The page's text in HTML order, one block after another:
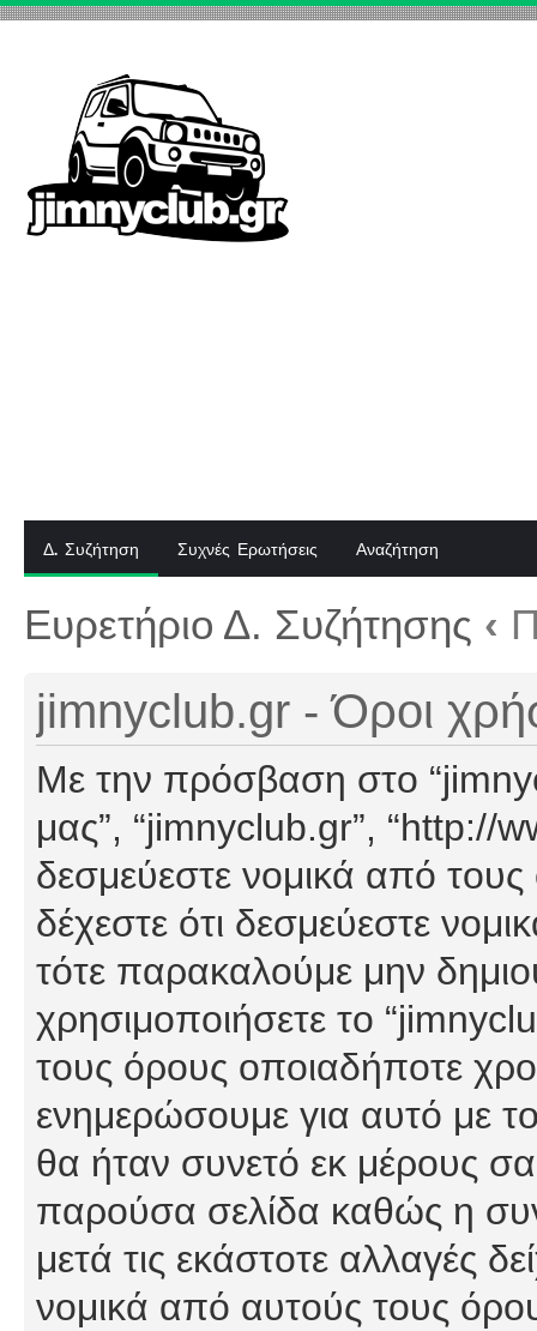
Δ. Συζήτηση Συχνές Ερωτήσεις Αναζήτηση
Ευρετήριο Δ. Συζήτησης ‹
jimnyclub.gr - Όροι
Με την πρόσβαση στο
μας”, “jimnyclub.gr”, “http://
δεσμεύεστε νομικά από
δέχεστε ότι δεσμεύεστε
τότε παρακαλούμε μην
χρησιμοποιήσετε το
τους όρους οποιαδήποτε
ενημερώσουμε για αυτό με
θα ήταν συνετό εκ μέρους
παρούσα σελίδα καθώς η
μετά τις εκάστοτε αλλαγές
νομικά από αυτούς τους